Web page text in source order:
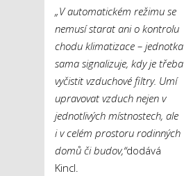
„V automatickém režimu se
nemusí starat ani o kontrolu
chodu klimatizace – jednotka
sama signalizuje, kdy je třeba
vyčistit vzduchové filtry. Umí
upravovat vzduch nejen v
jednotlivých místnostech, ale
i v celém prostoru rodinných
domů či budov,“dodává
Kincl.